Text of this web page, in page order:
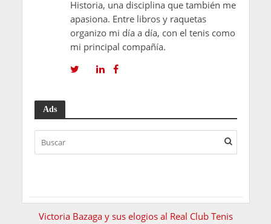
Historia, una disciplina que también me
apasiona. Entre libros y raquetas
organizo mi día a día, con el tenis como
mi principal compañía.
Ads
Victoria Bazaga y sus elogios al Real Club Tenis